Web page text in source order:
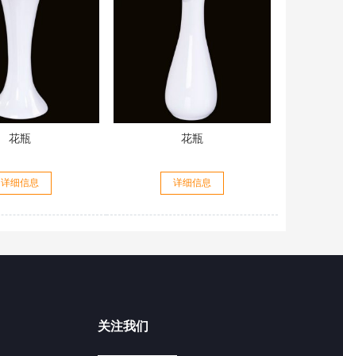
花瓶
详细信息
花瓶
详细信息
关注我们